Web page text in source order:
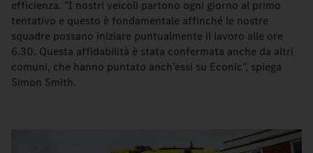
efficienza. "I nostri veicoli partono ogni giorno al primo
tentativo e questo è fondamentale affinché le nostre
squadre possano iniziare puntualmente il lavoro alle ore
6.30. Questa affidabilità è stata confermata anche da altri
comuni, che hanno puntato anch’essi su Econic", spiega
Simon Smith.